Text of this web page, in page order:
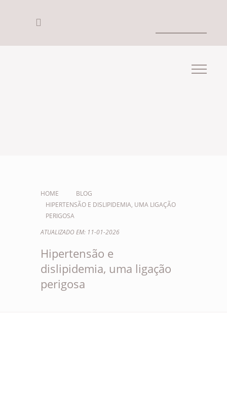
HOME
BLOG
HIPERTENSÃO E DISLIPIDEMIA, UMA LIGAÇÃO
PERIGOSA
ATUALIZADO EM: 11-01-2026
Hipertensão e
dislipidemia, uma ligação
perigosa